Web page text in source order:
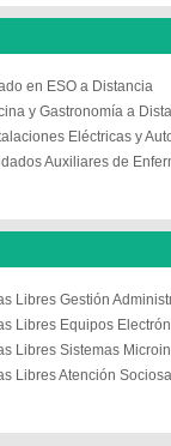
en ESO a Distancia
y Gastronomía a
Eléctricas y
Auxiliares de
Libres Gestión
Libres Equipos
Libres Sistemas
Libres Atención